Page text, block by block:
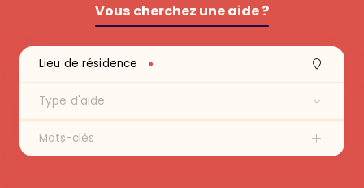
Vous cherchez une aide ?
Recherche
Lieu de résidence
Type d'aide
Mots-clés